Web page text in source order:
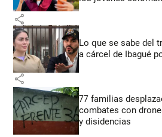
share
Lo que se sabe del
a cárcel de Ibagué
share
77 familias
combates con
y disidencias